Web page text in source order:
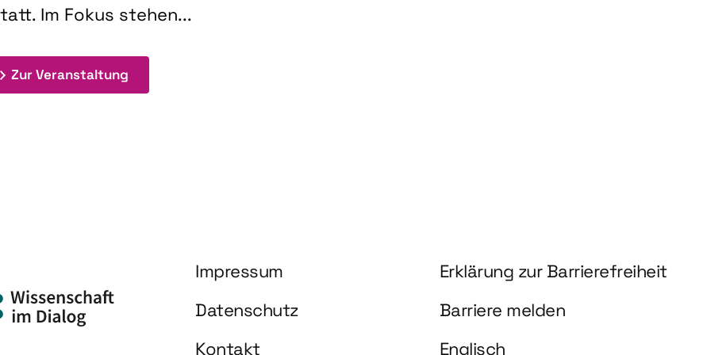
Im Fokus stehen...
Zur Veranstaltung: 9th Doctoral Colloquium BIOENERGY AND BIOBASED PRODUCTS
Information und Service
Impressum
Erklärung zur Barrierefreiheit
Datenschutz
Barriere melden
Kontakt
Englisch